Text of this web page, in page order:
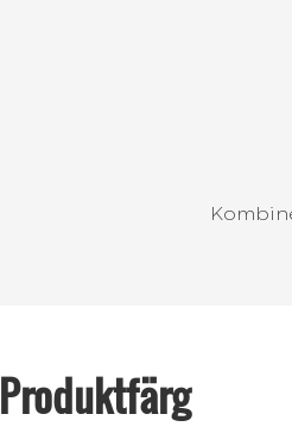
Produktfärg